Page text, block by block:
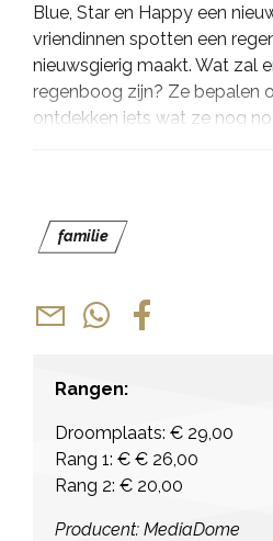
Blue, Star en Happy een
vriendinnen spotten een
nieuwsgierig maakt. Wat zal
regenboog zijn? Ze bepalen
ontdekken iets wat ze nog
leukste muziek, dansjes en
familie
Rangen:
Droomplaats: € 29,00
Rang 1: € € 26,00
Rang 2: € 20,00
Producent: MediaDome